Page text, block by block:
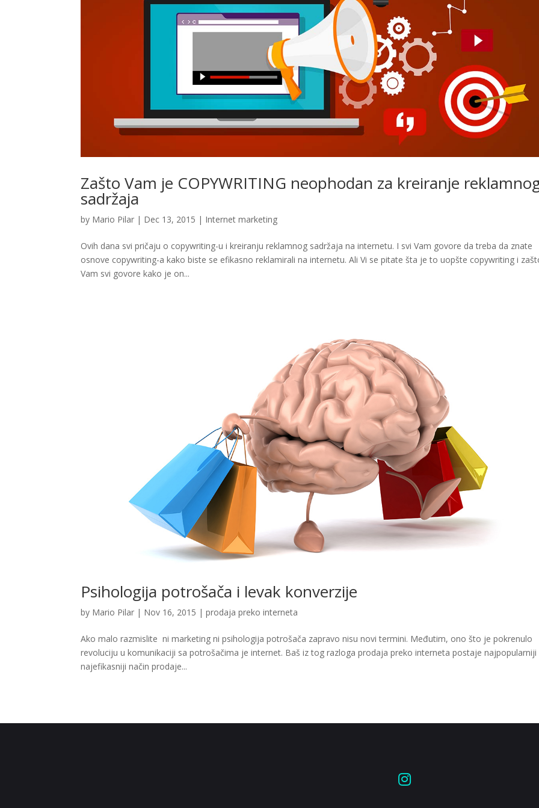
Zašto Vam je COPYWRITING neophodan za kreiranje
sadržaja
by Mario Pilar | Dec 13, 2015 | Internet marketing
Ovih dana svi pričaju o copywriting-u i kreiranju reklamnog sadržaja na internetu. I svi Vam govore da treba da znate
osnove copywriting-a kako biste se efikasno reklamirali na internetu. Ali Vi se pitate šta je to uopšte copywriting i
Vam svi govore kako je on...
Psihologija potrošača i levak konverzije
by Mario Pilar | Nov 16, 2015 |prodaja preko interneta
Ako malo razmislite ni marketing ni psihologija potrošača zapravo nisu novi termini. Međutim, ono što je pokrenulo
revoluciju u komunikaciji sa potrošačima je internet. Baš iz tog razloga prodaja preko interneta postaje najpopularniji
najefikasniji način prodaje...
